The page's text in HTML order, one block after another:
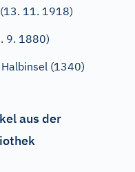
11. 1918)
9. 1880)
(1340)
aus der